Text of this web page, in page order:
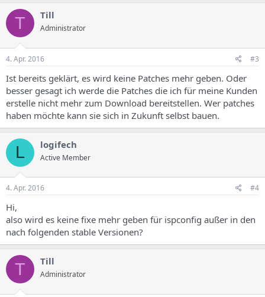
T Till
Administrator
4. Apr. 2016 #3
Ist bereits geklärt, es wird keine Patches mehr geben. Oder
besser gesagt ich werde die Patches die ich für meine Kunden
erstelle nicht mehr zum Download bereitstellen. Wer patches
haben möchte kann sie sich in Zukunft selbst bauen.
L logifech
Active Member
4. Apr. 2016 #4
Hi,
also wird es keine fixe mehr geben für ispconfig außer in den
nach folgenden stable Versionen?
T Till
Administrator